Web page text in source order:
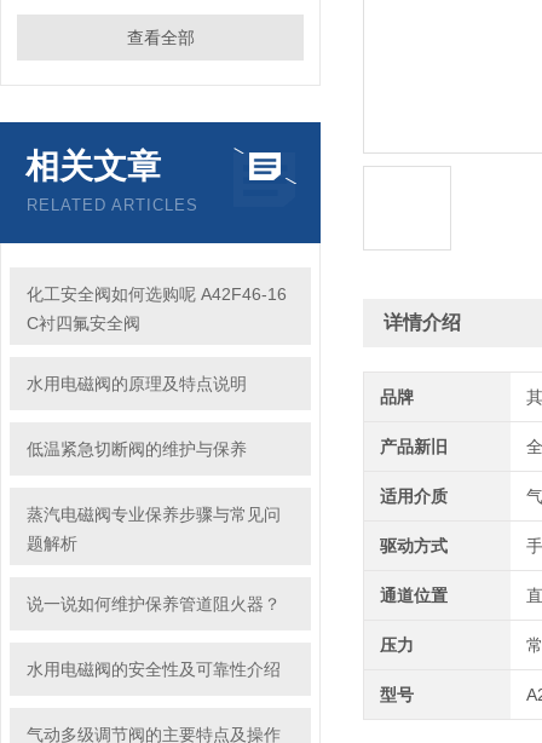
查看全部
相关文章
RELATED ARTICLES
化工安全阀如何选购呢 A42F46-16
C衬四氟安全阀
水用电磁阀的原理及特点说明
低温紧急切断阀的维护与保养
蒸汽电磁阀专业保养步骤与常见问
题解析
说一说如何维护保养管道阻火器？
水用电磁阀的安全性及可靠性介绍
气动多级调节阀的主要特点及操作
详情介绍
品牌
产品新旧
适用介质
驱动方式
通道位置
压力
型号